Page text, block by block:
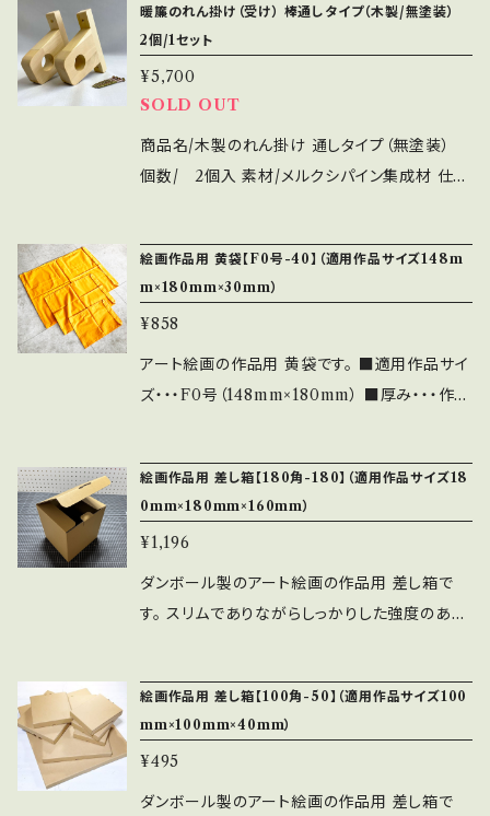
わせからご指定ください。 その後にそのサイズの
商品ページを作らせていただきます。
い） ■納期・・・約7営業日以内（毎日の注文締切
は平日13:00。土日祝日は除く）
※ご指定日が無い限り、早く完成しましたら前倒
しで出荷します。 ■発送・・・佐川急便
（差し箱のご注文と同時の場合は同梱包可
能です） ★もしお好みのサイズの黄袋が無い場
ズの商品ページを作らせていただきます。
暖簾のれん掛け（受け） 棒通しタイプ（木製/無塗装）
2個/1セット
¥5,700
SOLD OUT
商品名/木製のれん掛け 通しタイプ（無塗装）
個数/ 2個入 素材/メルクシパイン集成材 仕上
ート・ALC・モルタル・ボード・サイディング等の
場合は専用のビスもしくはアンカー等をご用意
下さい。
絵画作品用 黄袋【F0号-40】（適用作品サイズ148m
m×180mm×30mm）
¥858
アート絵画の作品用 黄袋です。 ■適用作品サイ
ズ・・・F0号（148mm×180mm） ■厚み・・・作品
期・・・約7営業日以内（毎日の注文締切は平日1
3:00。土日祝日は除く） ※ご指定
日が無い限り、早く完成しましたら前倒しで出荷
します。 ■発送・・・レターパック
（差し箱のご注文と同時の場合は同梱包可能で
わせからご指定ください。 その後にそのサイズの
商品ページを作らせていただきます。
絵画作品用 差し箱【180角-180】（適用作品サイズ18
0mm×180mm×160mm）
¥1,196
ダンボール製のアート絵画の作品用 差し箱で
す。 スリムでありながらしっかりした強度のある
りません。 ■適用作品サイズ・・・180mm×180
mm×160mm ■内寸・・・200mm×200mm×1
80mm ■納期・・・約7営業日以内（毎日の注文
締切は平日13:00。土日祝日は除く） ※ご指定
絵画作品用 差し箱【100角-50】（適用作品サイズ100
mm×100mm×40mm）
¥495
ダンボール製のアート絵画の作品用 差し箱で